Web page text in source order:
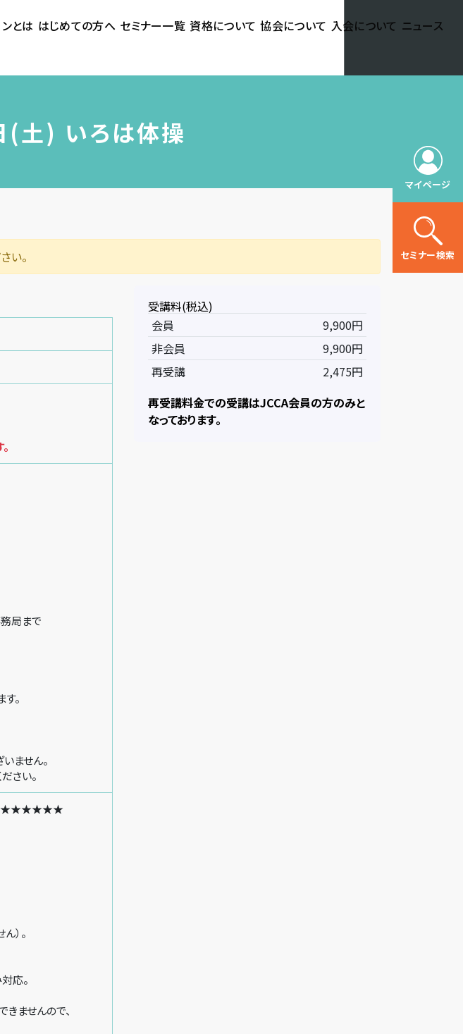
とは はじめての方へ セミナー一覧 資格について 協会について 入会について ニュース
土) いろは体操
い。
局まで
。
ません。
さい。
だけます。
）。
応。
ませんので、
受講料(税込)
会員
9,900円
非会員
9,900円
再受講
2,475円
再受講料金での受講はJCCA会員の方のみと
なっております。
マイページ
セミナー検索